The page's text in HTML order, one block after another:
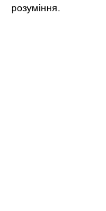
розуміння.